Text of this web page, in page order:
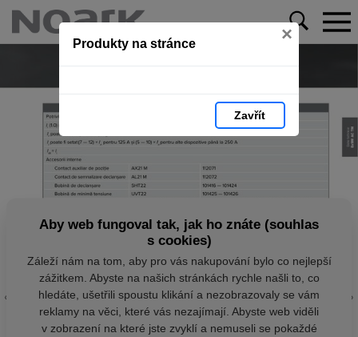
Produkty na stránce ×
Zavřít
Aby web fungoval tak, jak ho znáte (souhlas
s cookies)
Záleží nám na tom, aby pro vás nakupování bylo co nejlepší
zážitkem. Abyste na našich stránkách rychle našli to, co
hledáte, ušetřili spoustu klikání a nezobrazovaly se vám
reklamy na věci, které vás nezajímají. Abyste web viděli
v zobrazení na které jste zvyklí a nemuseli se pokaždé